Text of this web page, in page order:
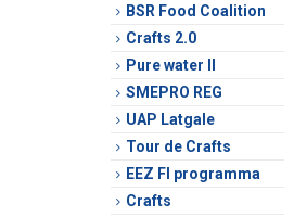
BSR Food Coalition
Crafts 2.0
Pure water II
SMEPRO REG
UAP Latgale
Tour de Crafts
EEZ FI programma
Crafts